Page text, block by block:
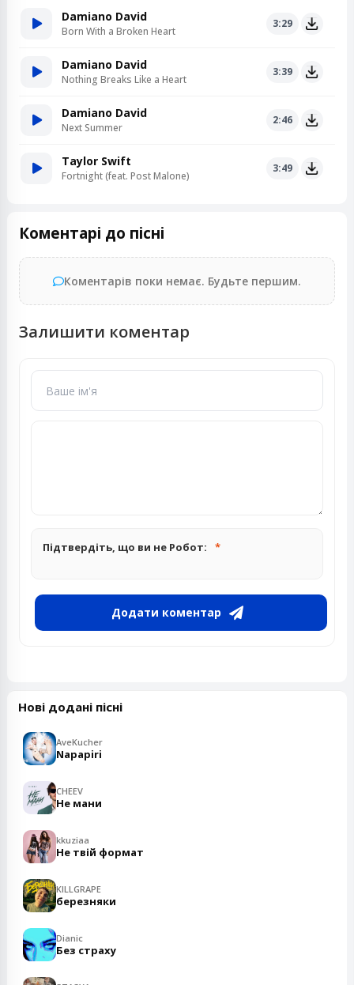
Damiano David
Born With a Broken Heart
3:29
Damiano David
Nothing Breaks Like a Heart
3:39
Damiano David
Next Summer
2:46
Taylor Swift
Fortnight (feat. Post Malone)
3:49
Коментарі до пісні
Коментарів поки немає. Будьте першим.
Залишити коментар
Підтвердіть, що ви не Робот:
Додати коментар
Нові додані пісні
AveKucher
Napapiri
CHEEV
Не мани
kkuziaa
Не твій формат
KILLGRAPE
березняки
Dianic
Без страху